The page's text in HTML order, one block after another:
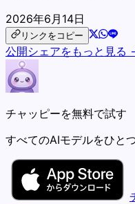
2026年6月14日
リンクをコピー
公開シェアをもっと見る
チャッピーを無料で試す
すべてのAIモデルをひと